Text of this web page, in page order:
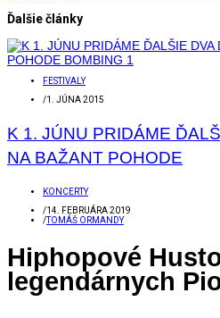
Ďalšie články
FESTIVALY
/1. JÚNA 2015
K 1. JÚNU PRIDÁME
NA BAŽANT POHODE
KONCERTY
/14. FEBRUÁRA 2019
/TOMÁŠ ORMANDY
Hiphopové
legendárnych